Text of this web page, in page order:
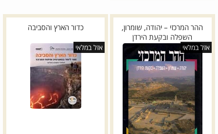
ההר המרכזי – יהודה, שומרון,
השפלה ובקעת הירדן
אזל במלאי
כדור הארץ והסביבה
אזל במלאי